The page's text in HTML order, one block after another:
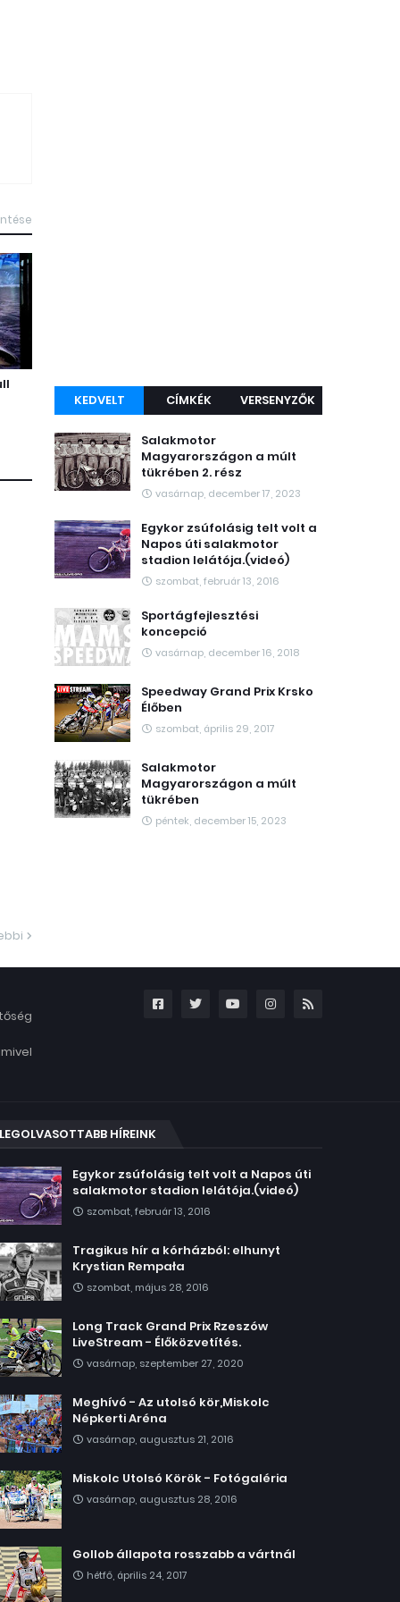
KEDVELT CÍMKÉK VERSENYZŐK
Salakmotor
Magyarországon a múlt
tükrében 2. rész
vasárnap, december 17, 2023
Egykor zsúfolásig telt volt a
Napos úti salakmotor
stadion lelátója.(videó)
szombat, február 13, 2016
Sportágfejlesztési
koncepció
vasárnap, december 16, 2018
Speedway Grand Prix Krsko
Élőben
szombat, április 29, 2017
Salakmotor
Magyarországon a múlt
tükrében
péntek, december 15, 2023
LEGOLVASOTTABB HÍREINK
Egykor zsúfolásig telt volt a Napos úti
salakmotor stadion lelátója.(videó)
szombat, február 13, 2016
Tragikus hír a kórházból: elhunyt
Krystian Rempała
szombat, május 28, 2016
Long Track Grand Prix Rzeszów
LiveStream - Élőközvetítés.
vasárnap, szeptember 27, 2020
Meghívó - Az utolsó kör,Miskolc
Népkerti Aréna
vasárnap, augusztus 21, 2016
Miskolc Utolsó Körök - Fotógaléria
vasárnap, augusztus 28, 2016
Gollob állapota rosszabb a vártnál
hétfő, április 24, 2017